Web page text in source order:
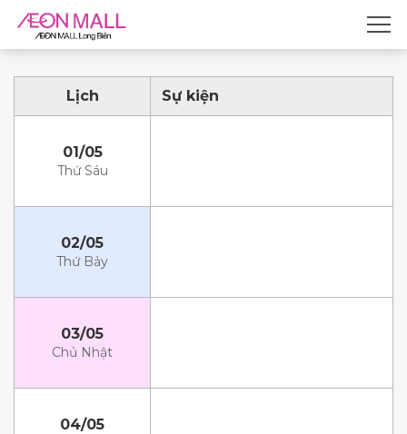
Lịch Sự kiện
01/05
Thứ Sáu
02/05
Thứ Bảy
03/05
Chủ Nhật
04/05